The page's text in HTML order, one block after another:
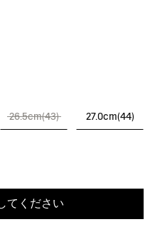
26.5cm(43) 27.0cm(44)
てください